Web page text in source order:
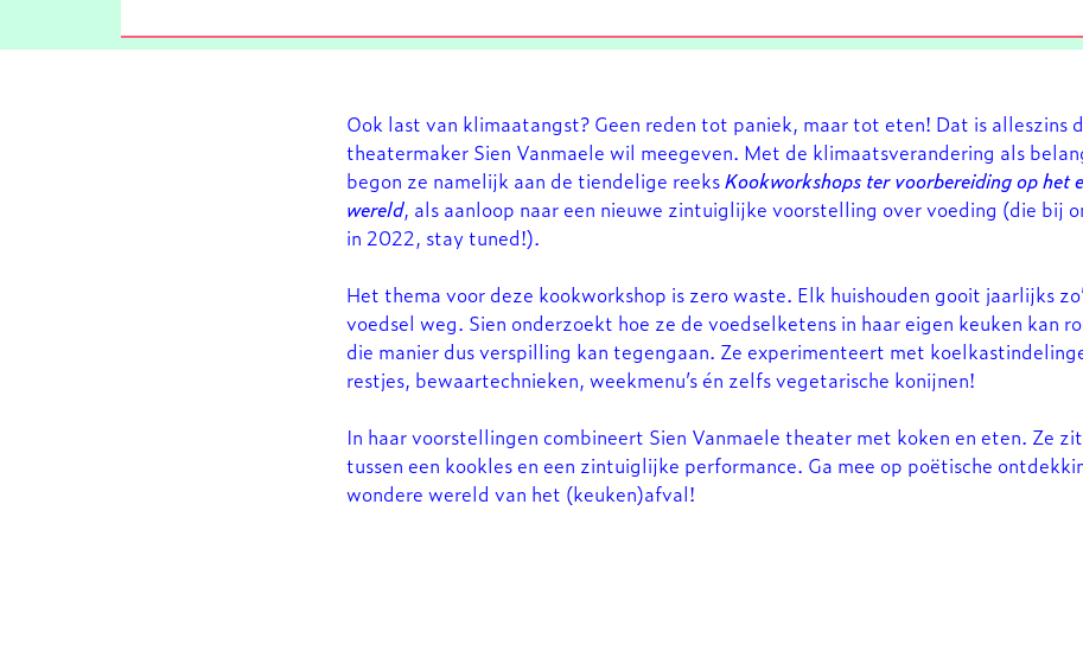
Ook last van klimaatangst? Geen reden tot paniek, maar tot eten! Dat is alleszins
theatermaker Sien Vanmaele wil meegeven. Met de klimaatsverandering als
begon ze namelijk aan de tiendelige reeksKookworkshops ter voorbereiding op het
wereld, als aanloop naar een nieuwe zintuiglijke voorstelling over voeding (die bij
in 2022, stay tuned!).
Het thema voor deze kookworkshop is zero waste. Elk huishouden gooit jaarlijks
voedsel weg. Sien onderzoekt hoe ze de voedselketens in haar eigen keuken kan
die manier dus verspilling kan tegengaan. Ze experimenteert met
restjes, bewaartechnieken, weekmenu’s én zelfs vegetarische konijnen!
In haar voorstellingen combineert Sien Vanmaele theater met koken en eten. Ze
tussen een kookles en een zintuiglijke performance. Ga mee op poëtische
wondere wereld van het (keuken)afval!